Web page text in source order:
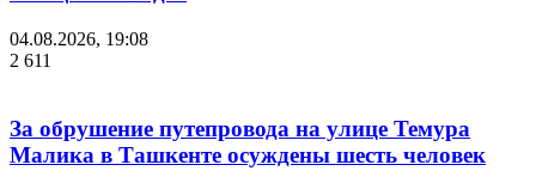
04.08.2026, 19:08
2 611
За обрушение путепровода на улице Темура
Малика в Ташкенте осуждены шесть человек